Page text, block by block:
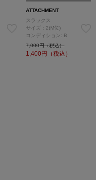
ATTACHMENT
スラックス
サイズ：2(M位)
コンディション: B
7,000円（税込）
1,400円（税込）